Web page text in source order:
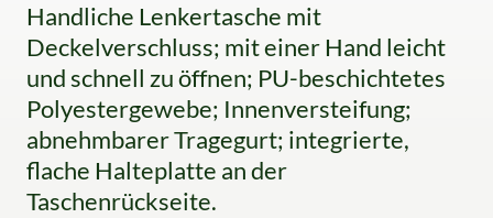
Handliche Lenkertasche mit
Deckelverschluss; mit einer Hand leicht
und schnell zu öffnen; PU-beschichtetes
Polyestergewebe; Innenversteifung;
abnehmbarer Tragegurt; integrierte,
flache Halteplatte an der
Taschenrückseite.